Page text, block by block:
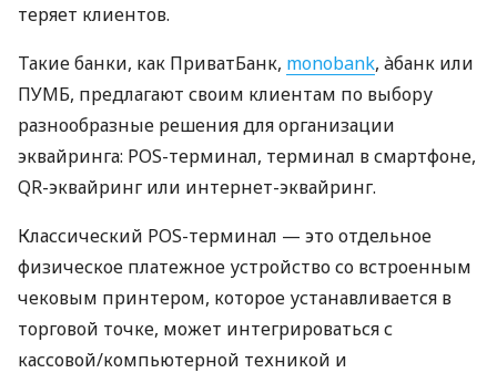
теряет клиентов.
Такие банки, как ПриватБанк, monobank, àбанк или
ПУМБ, предлагают своим клиентам по выбору
разнообразные решения для организации
эквайринга: POS-терминал, терминал в смартфоне,
QR-эквайринг или интернет-эквайринг.
Классический POS-терминал — это отдельное
физическое платежное устройство со встроенным
чековым принтером, которое устанавливается в
торговой точке, может интегрироваться с
кассовой/компьютерной техникой и